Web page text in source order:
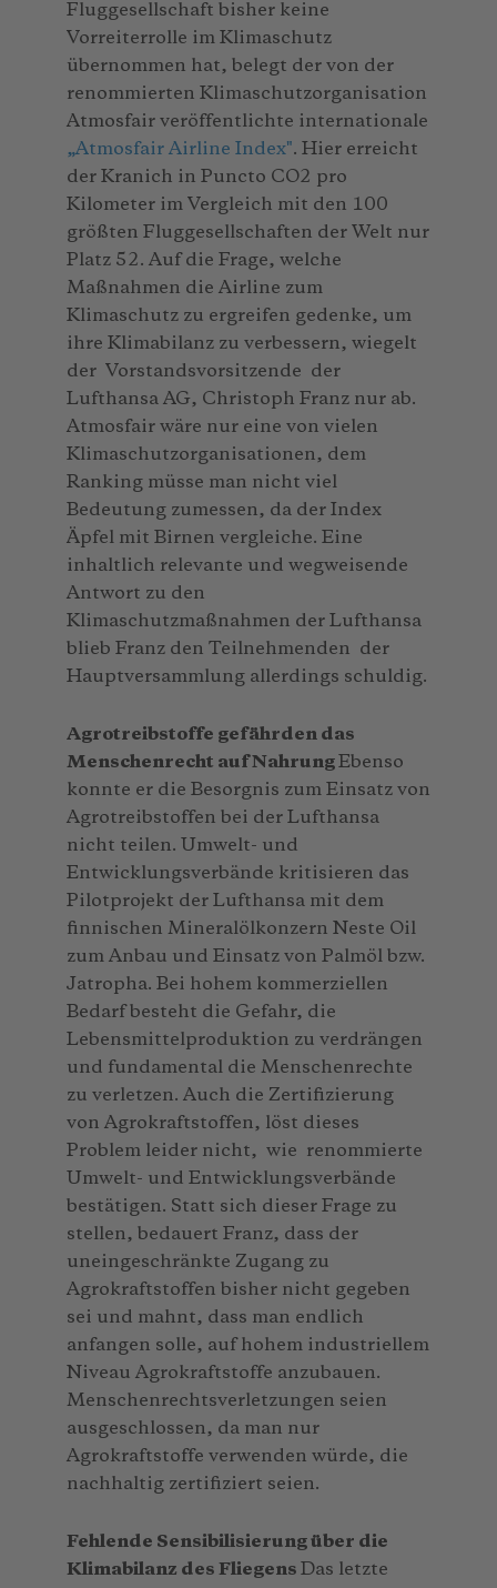
Fluggesellschaft bisher keine
Vorreiterrolle im Klimaschutz
übernommen hat, belegt der von der
renommierten Klimaschutzorganisation
Atmosfair veröffentlichte internationale
„Atmosfair Airline Index". Hier erreicht
der Kranich in Puncto CO2 pro
Kilometer im Vergleich mit den 100
größten Fluggesellschaften der Welt nur
Platz 52. Auf die Frage, welche
Maßnahmen die Airline zum
Klimaschutz zu ergreifen gedenke, um
ihre Klimabilanz zu verbessern, wiegelt
der Vorstandsvorsitzende der
Lufthansa AG, Christoph Franz nur ab.
Atmosfair wäre nur eine von vielen
Klimaschutzorganisationen, dem
Ranking müsse man nicht viel
Bedeutung zumessen, da der Index
Äpfel mit Birnen vergleiche. Eine
inhaltlich relevante und wegweisende
Antwort zu den
Klimaschutzmaßnahmen der Lufthansa
blieb Franz den Teilnehmenden der
Hauptversammlung allerdings schuldig.
Agrotreibstoffe gefährden das
Menschenrecht auf NahrungEbenso
konnte er die Besorgnis zum Einsatz von
Agrotreibstoffen bei der Lufthansa
nicht teilen. Umwelt- und
Entwicklungsverbände kritisieren das
Pilotprojekt der Lufthansa mit dem
finnischen Mineralölkonzern Neste Oil
zum Anbau und Einsatz von Palmöl bzw.
Jatropha. Bei hohem kommerziellen
Bedarf besteht die Gefahr, die
Lebensmittelproduktion zu verdrängen
und fundamental die Menschenrechte
zu verletzen. Auch die Zertifizierung
von Agrokraftstoffen, löst dieses
Problem leider nicht, wie renommierte
Umwelt- und Entwicklungsverbände
bestätigen. Statt sich dieser Frage zu
stellen, bedauert Franz, dass der
uneingeschränkte Zugang zu
Agrokraftstoffen bisher nicht gegeben
sei und mahnt, dass man endlich
anfangen solle, auf hohem industriellem
Niveau Agrokraftstoffe anzubauen.
Menschenrechtsverletzungen seien
ausgeschlossen, da man nur
Agrokraftstoffe verwenden würde, die
nachhaltig zertifiziert seien.
Fehlende Sensibilisierung über die
Klimabilanz des Fliegens Das letzte